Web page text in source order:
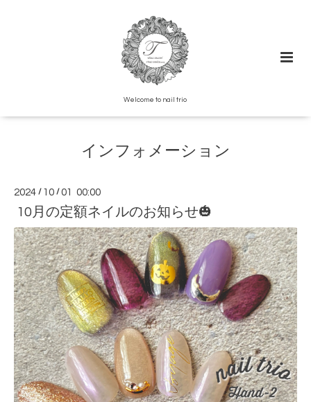
Welcome to nail trio
インフォメーション
2024 / 10 /01 00:00
10月の定額ネイルのお知らせ🎃